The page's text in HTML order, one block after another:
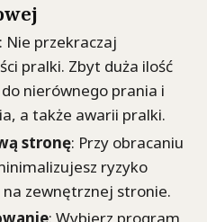
: Nie przekraczaj
pralki. Zbyt duża ilość
nierównego prania i
a także awarii pralki.
stronę: Przy obracaniu
ryzyko
zewnętrznej stronie.
: Wybierz program